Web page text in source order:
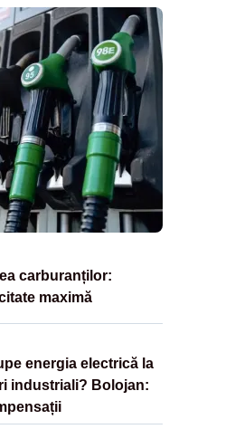
carburanților:
maximă
energia electrică la
industriali? Bolojan: